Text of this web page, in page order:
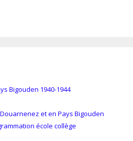
Bigouden 1940-1944
et en Pays Bigouden
école collège